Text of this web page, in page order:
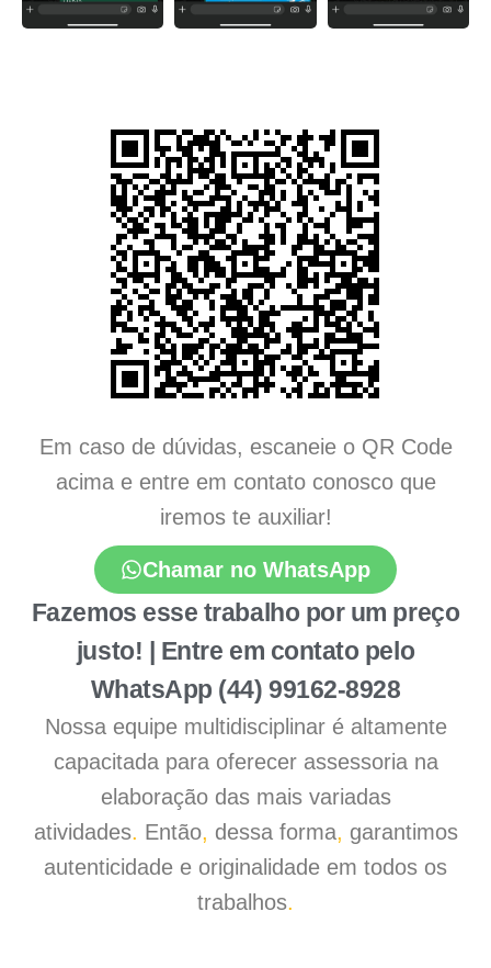
Em caso de dúvidas, escaneie o QR Code
acima e entre em contato conosco que
iremos te auxiliar!
Chamar no WhatsApp
Fazemos esse trabalho por um preço
justo! | Entre em contato pelo
WhatsApp (44) 99162-8928
Nossa equipe multidisciplinar é altamente
capacitada para oferecer assessoria na
elaboração das mais variadas
atividades. Então, dessa forma, garantimos
autenticidade e originalidade em todos os
trabalhos.